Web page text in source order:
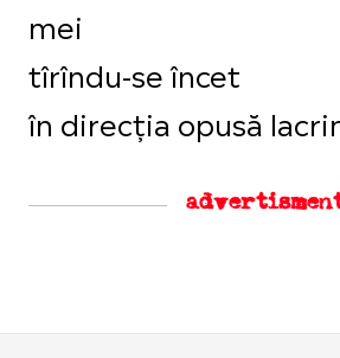
mei
tîrîndu-se încet
în direcția opusă